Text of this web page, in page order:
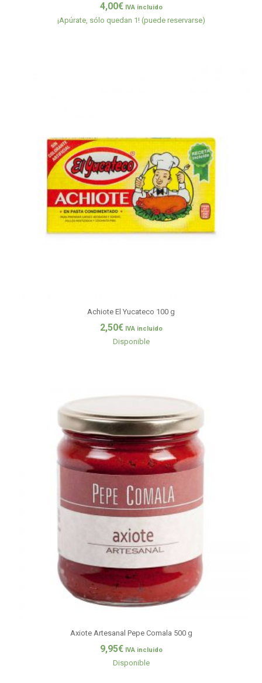
4,00€ IVA incluido
¡Apúrate, sólo quedan 1! (puede reservarse)
Achiote El Yucateco 100 g
2,50€ IVA incluido
Disponible
Axiote Artesanal Pepe Comala 500 g
9,95€ IVA incluido
Disponible